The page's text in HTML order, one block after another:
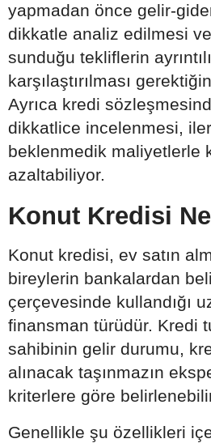
yapmadan önce gelir-
dikkatle analiz edilmesi
sunduğu tekliflerin
karşılaştırılması
Ayrıca kredi
dikkatlice incelenmesi,
beklenmedik maliyetlerle
azaltabiliyor.
Konut Kredisi
Konut kredisi, ev satın
bireylerin bankalardan
çerçevesinde kullandığı
finansman türüdür. Kredi
sahibinin gelir durumu,
alınacak taşınmazın
kriterlere göre
Genellikle şu özellikleri